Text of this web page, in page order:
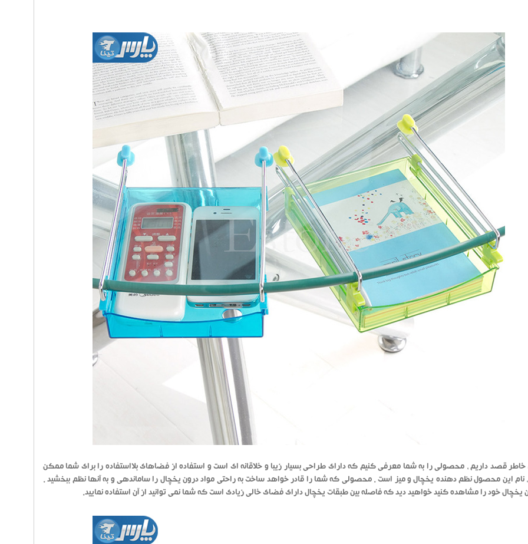
قصد داریم ، محصولی را به شما معرفی کنیم که دارای طراحی بسیار زیبا و خلاقانه ای است و استفاده از فضاهای بلااستفاده را برای شما ممکن
نام این محصول نظم دهنده یخچال و میز است . محصولی که شما را قادر خواهد ساخت به راحتی مواد درون یخچال را ساماندهی و به آنها نظم ببخشید .
یخچال خود را مشاهده کنید خواهید دید که فاصله بین طبقات یخچال دارای فضای خالی زیادی است که شما نمی توانید از آن استفاده نمایید.